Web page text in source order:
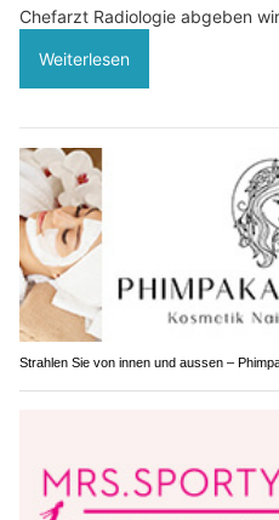
Chefarzt Radiologie abgeben
Weiterlesen
Strahlen Sie von innen und aussen –